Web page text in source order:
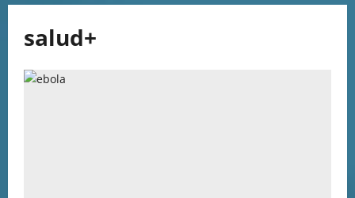
salud+